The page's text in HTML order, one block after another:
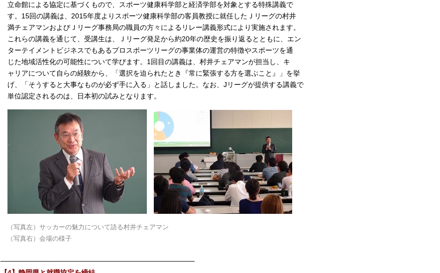
立命館による協定に基づくもので、スポーツ健康科学部と経済学部を対象とする特殊講義で
す。15回の講義は、2015年度よりスポーツ健康科学部の客員教授に就任したＪリーグの村井
満チェアマンおよびＪリーグ事務局の職員の方々によるリレー講義形式により実施されます。
これらの講義を通じて、受講生は、Ｊリーグ発足から約20年の歴史を振り返るとともに、エン
ターテイメントビジネスでもあるプロスポーツリーグの事業体の運営の特徴やスポーツを通
じた地域活性化の可能性について学びます。1回目の講義は、村井チェアマンが担当し、キ
ャリアについて自らの経験から、「選択を迫られたとき『常に緊張する方を選ぶこと』」を挙
げ、「そうすると大事なものが必ず手に入る」と話しました。なお、Jリーグが提供する講義で
単位認定されるのは、日本初の試みとなります。
（写真左）サッカーの魅力について語る村井チェアマン
（写真右）会場の様子
───────────────────────────────────────